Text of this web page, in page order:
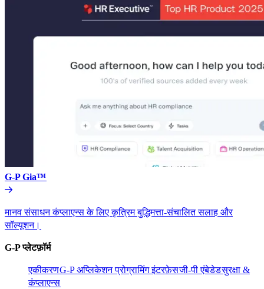
G-P Gia™​​
मानव संसाधन कंप्लाएन्स के लिए कृत्रिम बुद्धिमत्ता-संचालित सलाह और
सॉल्यूशन।​​
G-P प्लेटफ़ॉर्म​​
एकीकरण​​G-P अप्लिकेशन प्रोग्रामिंग इंटरफ़ेस​​जी-पी एंबेडेड​​सुरक्षा &
कंप्लाएन्स​​